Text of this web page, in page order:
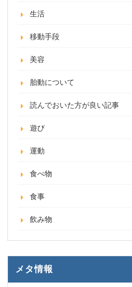
生活
移動手段
美容
胎動について
読んでおいた方が良い記事
遊び
運動
食べ物
食事
飲み物
メタ情報